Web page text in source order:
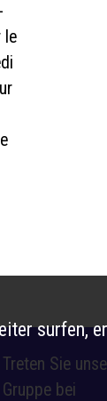
le
Treten Sie
Gruppe bei
surfen,